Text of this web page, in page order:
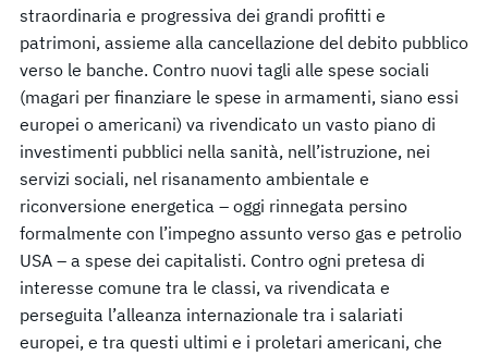
straordinaria e progressiva dei grandi profitti e
patrimoni, assieme alla cancellazione del debito pubblico
verso le banche. Contro nuovi tagli alle spese sociali
(magari per finanziare le spese in armamenti, siano essi
europei o americani) va rivendicato un vasto piano di
investimenti pubblici nella sanità, nell’istruzione, nei
servizi sociali, nel risanamento ambientale e
riconversione energetica – oggi rinnegata persino
formalmente con l’impegno assunto verso gas e petrolio
USA – a spese dei capitalisti. Contro ogni pretesa di
interesse comune tra le classi, va rivendicata e
perseguita l’alleanza internazionale tra i salariati
europei, e tra questi ultimi e i proletari americani, che